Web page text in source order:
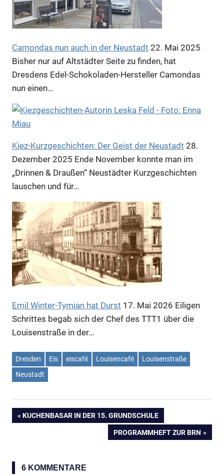
Anzeige
Anzeige
Anzeige
Camondas nun auch in der Neustadt 22. Mai 2025
Bisher nur auf Altstädter Seite zu finden, hat
Dresdens Edel-Schokoladen-Hersteller Camondas
nun einen…
Kiez-Kurzgeschichten: Der Geist der Neustadt 28.
Dezember 2025 Ende November konnte man im
„Drinnen & Draußen“ Neustädter Kurzgeschichten
lauschen und für…
Emil Winter-Tymian hat Durst 17. Mai 2026 Eiligen
Schrittes begab sich der Chef des TTT1 über die
Louisenstraße in der…
Dresden Eis eiscafé Louisencafé
Louisenstraße
Neustadt
Beitragsnavigation
VORHERIGER
KUCHENBASAR IN DER 15. GRUNDSCHULE
NÄCHSTER
PROGRAMMHEFT ZUR BRN
6 KOMMENTARE